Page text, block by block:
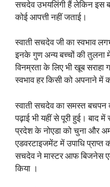
सचदेव उभयलिंगी हैं लेकिन इस
कोई आपत्ती नहीं जताई।
स्वाती सचदेव जी का स्वभाव
इनके गुण अन्य बच्चों की तुलना
विनम्रता के लिए भी खूब
स्वभाव हर किसी को अपनाने में
स्वाती सचदेव का समस्त बचपन
पढ़ाई भी यहीं से पूरी हुई। बाद
प्रदेश के नोएडा को चुना और
एडवरटाइजमेंट में उपाधि प्राप्त
सचदेव ने मास्टर आफ बिजनेस
किया ।